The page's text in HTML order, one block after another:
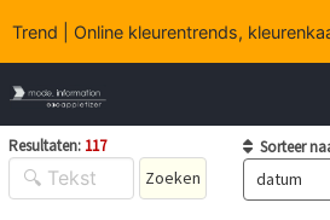
Trend | Online kleurentrends,
Resultaten: 117
Zoeken
Sorteer